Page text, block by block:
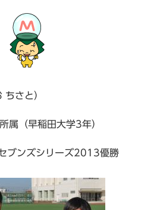
さと）
属（早稲田大学3年）
ブンズシリーズ2013優勝